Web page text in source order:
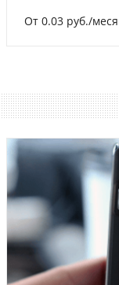
От 0.03 руб./